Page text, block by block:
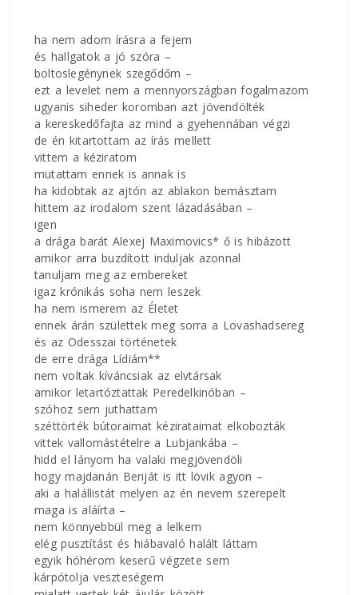
ha nem adom írásra a fejem
és hallgatok a jó szóra –
boltoslegénynek szegődőm –
ezt a levelet nem a mennyországban fogalmazom
ugyanis siheder koromban azt jövendölték
a kereskedőfajta az mind a gyehennában végzi
de én kitartottam az írás mellett
vittem a kéziratom
mutattam ennek is annak is
ha kidobtak az ajtón az ablakon bemásztam
hittem az irodalom szent lázadásában –
igen
a drága barát Alexej Maximovics* ő is hibázott
amikor arra buzdított induljak azonnal
tanuljam meg az embereket
igaz krónikás soha nem leszek
ha nem ismerem az Életet
ennek árán születtek meg sorra a Lovashadsereg
és az Odesszai történetek
de erre drága Lídiám**
nem voltak kíváncsiak az elvtársak
amikor letartóztattak Peredelkinóban –
szóhoz sem juthattam
széttörték bútoraimat kézirataimat elkobozták
vittek vallomástételre a Lubjankába –
hidd el lányom ha valaki megjövendöli
hogy majdanán Beriját is itt lövik agyon –
aki a halállistát melyen az én nevem szerepelt
maga is aláírta –
nem könnyebbül meg a lelkem
elég pusztítást és hiábavaló halált láttam
egyik hóhérom keserű végzete sem
kárpótolja veszteségem